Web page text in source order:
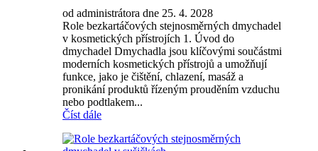
od administrátora dne 25. 4. 2028
Role bezkartáčových stejnosměrných dmychadel
v kosmetických přístrojích 1. Úvod do
dmychadel Dmychadla jsou klíčovými součástmi
moderních kosmetických přístrojů a umožňují
funkce, jako je čištění, chlazení, masáž a
pronikání produktů řízeným prouděním vzduchu
nebo podtlakem...
Číst dále